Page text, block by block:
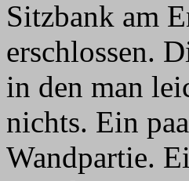
Sitzbank am
erschlossen.
in den man
nichts. Ein
Wandpartie.